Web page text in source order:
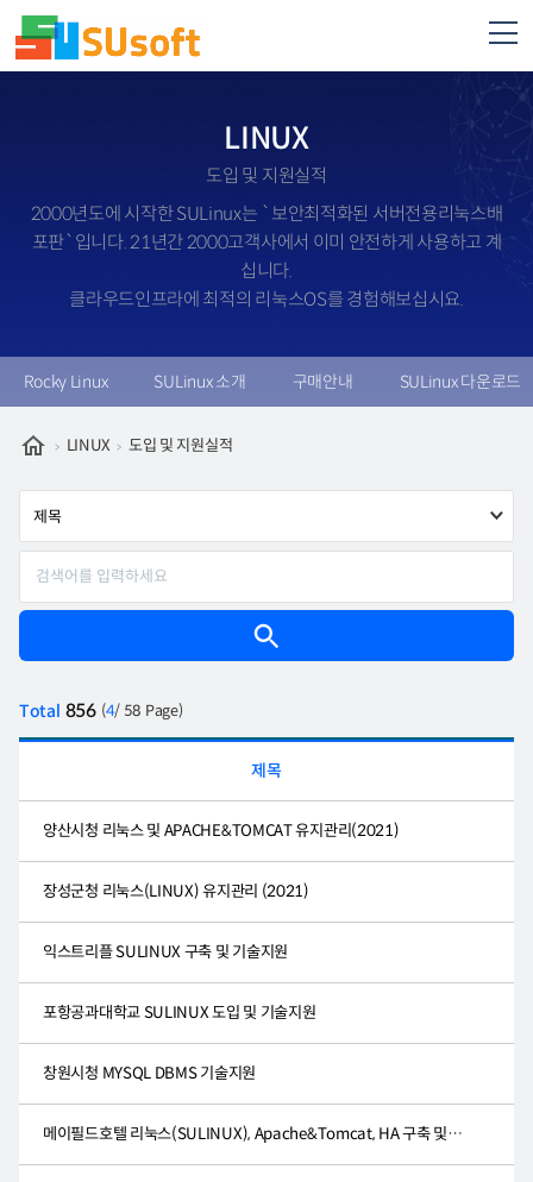
LINUX
도입 및 지원실적
2000년도에 시작한 SULinux는 `보안최적화된 서버전용리눅스배
포판`입니다. 21년간 2000고객사에서 이미 안전하게 사용하고 계
십니다.
클라우드인프라에 최적의 리눅스OS를 경험해보십시요.
Rocky Linux SULinux 소개 구매안내 SULinux 다운로드
LINUX 도입 및 지원실적
Total 856 (4/ 58 Page)
제목
양산시청 리눅스 및 APACHE&TOMCAT 유지관리(2021)
장성군청 리눅스(LINUX) 유지관리 (2021)
익스트리플 SULINUX 구축 및 기술지원
포항공과대학교 SULINUX 도입 및 기술지원
창원시청 MYSQL DBMS 기술지원
메이필드호텔 리눅스(SULINUX), Apache&Tomcat, HA 구축 및 유지관리